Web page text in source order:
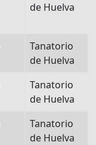
de Huelva
Tanatorio
de Huelva
Tanatorio
de Huelva
Tanatorio
de Huelva